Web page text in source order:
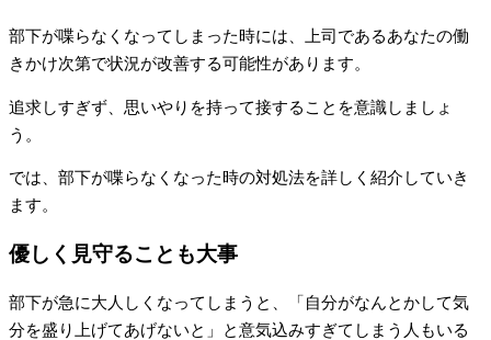
部下が喋らなくなってしまった時には、上司であるあなたの働
きかけ次第で状況が改善する可能性があります。
追求しすぎず、思いやりを持って接することを意識しましょ
う。
では、部下が喋らなくなった時の対処法を詳しく紹介していき
ます。
優しく見守ることも大事
部下が急に大人しくなってしまうと、「自分がなんとかして気
分を盛り上げてあげないと」と意気込みすぎてしまう人もいる